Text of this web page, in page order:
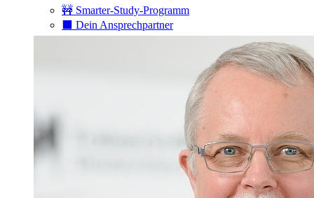
🚧 Smarter-Study-Programm
⬛️ Dein Ansprechpartner